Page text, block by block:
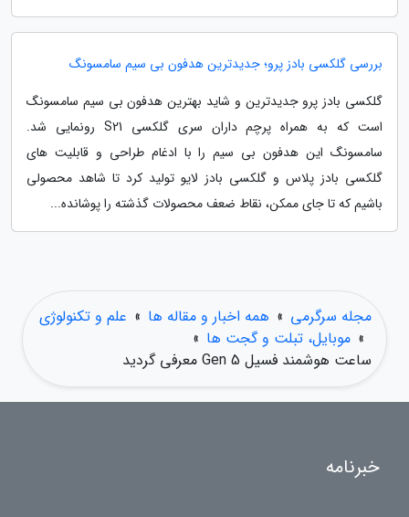
بررسی گلکسی بادز پرو؛ جدیدترین هدفون بی سیم سامسونگ
گلکسی بادز پرو جدیدترین و شاید بهترین هدفون بی سیم سامسونگ
است که به همراه پرچم داران سری گلکسی S21 رونمایی شد.
سامسونگ این هدفون بی سیم را با ادغام طراحی و قابلیت های
گلکسی بادز پلاس و گلکسی بادز لایو تولید کرد تا شاهد محصولی
باشیم که تا جای ممکن، نقاط ضعف محصولات گذشته را پوشانده...
مجله سرگرمی » همه اخبار و مقاله ها » علم و تکنولوژی
» موبایل، تبلت و گجت ها »
ساعت هوشمند فسیل Gen 5 معرفی گردید
خبرنامه